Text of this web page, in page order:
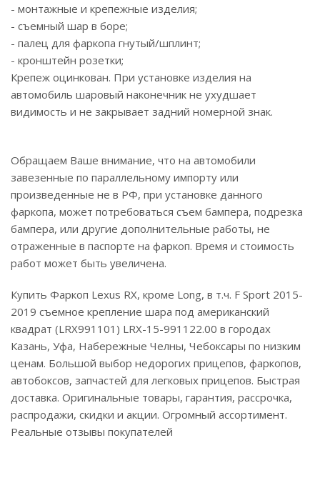
- монтажные и крепежные изделия;
- съемный шар в боре;
- палец для фаркопа гнутый/шплинт;
- кронштейн розетки;
Крепеж оцинкован. При установке изделия на
автомобиль шаровый наконечник не ухудшает
видимость и не закрывает задний номерной знак.
Обращаем Ваше внимание, что на автомобили
завезенные по параллельному импорту или
произведенные не в РФ, при установке данного
фаркопа, может потребоваться съем бампера, подрезка
бампера, или другие дополнительные работы, не
отраженные в паспорте на фаркоп. Время и стоимость
работ может быть увеличена.
Купить Фаркоп Lexus RX, кроме Long, в т.ч. F Sport 2015-
2019 съемное крепление шара под американский
квадрат (LRX991101) LRX-15-991122.00 в городах
Казань, Уфа, Набережные Челны, Чебоксары по низким
ценам. Большой выбор недорогих прицепов, фаркопов,
автобоксов, запчастей для легковых прицепов. Быстрая
доставка. Оригинальные товары, гарантия, рассрочка,
распродажи, скидки и акции. Огромный ассортимент.
Реальные отзывы покупателей